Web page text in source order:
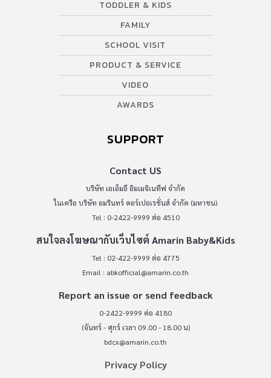
TODDLER & KIDS
FAMILY
SCHOOL VISIT
PRODUCT & SERVICE
VIDEO
AWARDS
SUPPORT
Contact US
บริษัท เอเอ็มอี อิมเมจิเนทีฟ จำกัด
ในเครือ บริษัท อมรินทร์ คอร์เปอเรชั่นส์ จำกัด (มหาชน)
Tel : 0-2422-9999 ต่อ 4510
สนใจลงโฆษณากับเว็บไซต์ Amarin Baby&Kids
Tel : 02-422-9999 ต่อ 4775
Email : abkofficial@amarin.co.th
Report an issue or send feedback
0-2422-9999 ต่อ 4180
(จันทร์ - ศุกร์ เวลา 09.00 - 18.00 น)
bdcx@amarin.co.th
Privacy Policy